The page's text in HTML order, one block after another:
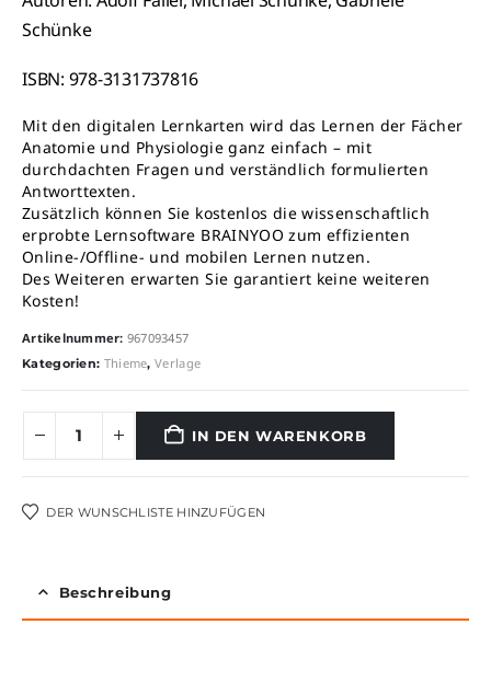
Schünke
ISBN: 978-3131737816
Mit den digitalen Lernkarten wird das Lernen der Fächer
Anatomie und Physiologie ganz einfach – mit
durchdachten Fragen und verständlich formulierten
Antworttexten.
Zusätzlich können Sie kostenlos die wissenschaftlich
erprobte Lernsoftware BRAINYOO zum effizienten
Online-/Offline- und mobilen Lernen nutzen.
Des Weiteren erwarten Sie garantiert keine weiteren
Kosten!
Artikelnummer: 967093457
Kategorien: Thieme,Verlage
IN DEN WARENKORB
Alternative:
DER WUNSCHLISTE HINZUFÜGEN
Beschreibung